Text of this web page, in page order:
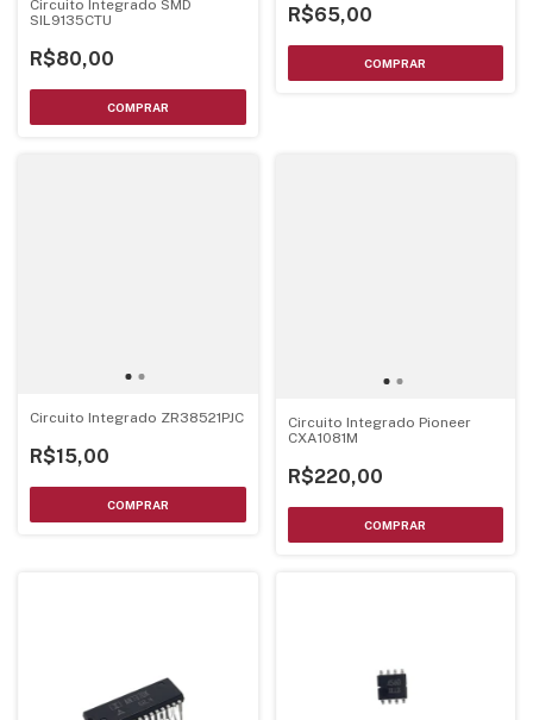
Circuito Integrado SMD
SIL9135CTU
R$80,00
R$65,00
Circuito Integrado ZR38521PJC
R$15,00
Circuito Integrado Pioneer
CXA1081M
R$220,00